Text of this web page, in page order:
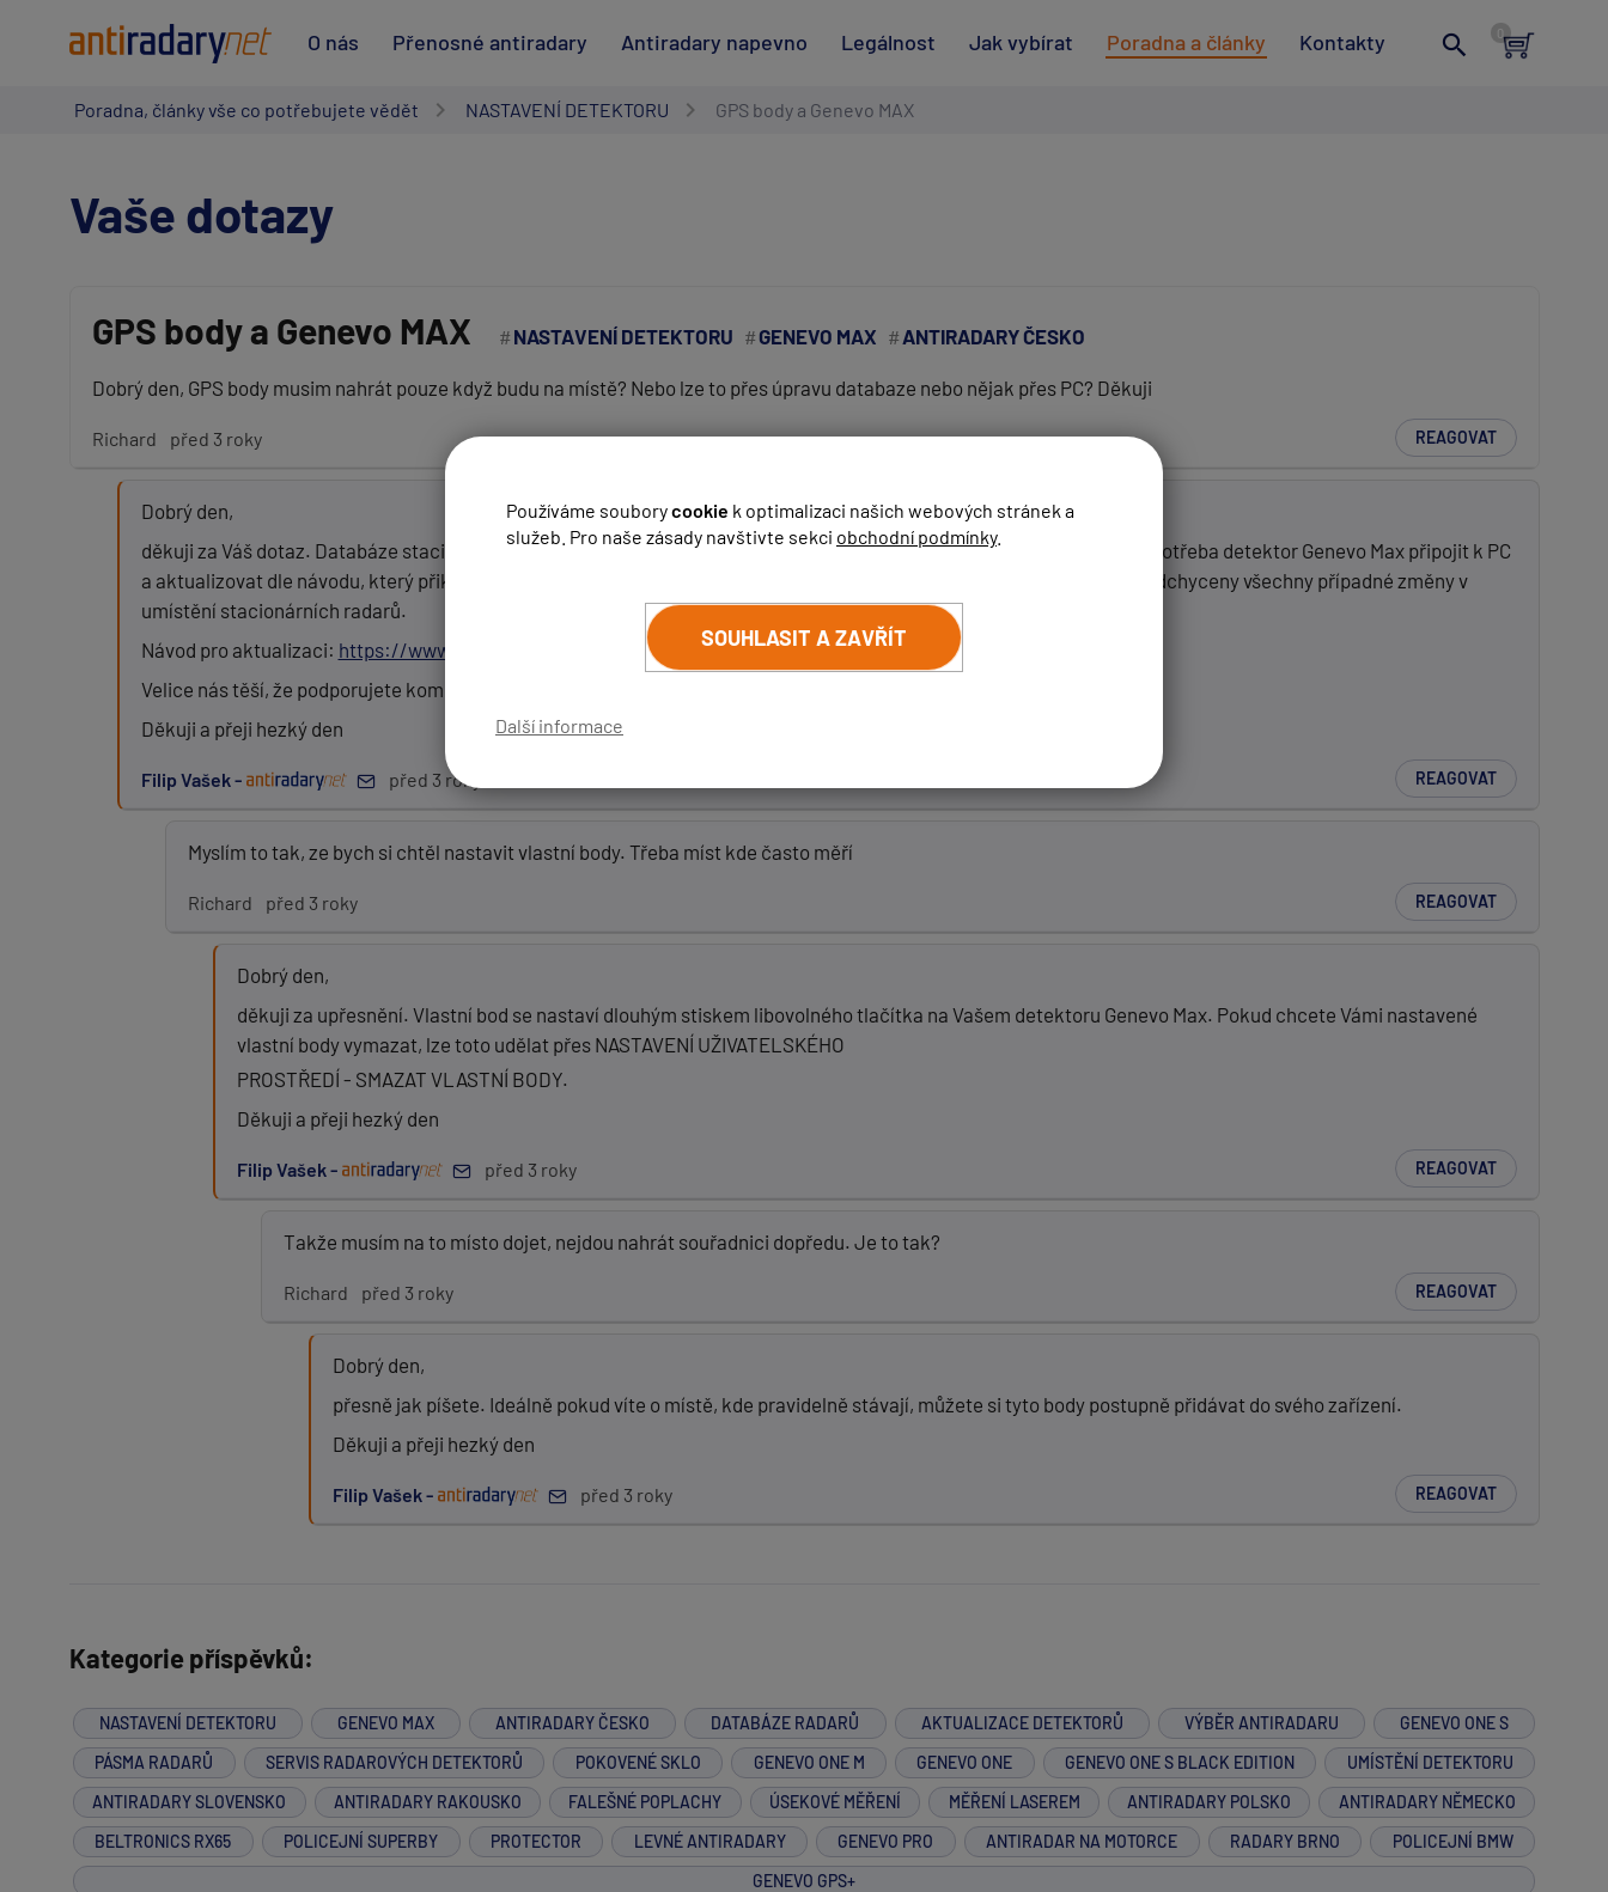
Používáme souborycookie k optimalizaci našich webových stránek a
služeb. Pro naše zásady navštivte sekci obchodní podmínky.
SOUHLASIT A ZAVŘÍT
Další informace
O nás Přenosné antiradary Antiradary napevno Legálnost Jak vybírat Poradna a články Kontakty
Poradna, články vše co potřebujete vědět NASTAVENÍ DETEKTORU GPS body a Genevo MAX
Vaše dotazy
Vaše jméno:
Váš e-mail:
Předmět:
Zpráva:
GPS body a Genevo MAX NASTAVENÍ DETEKTORU GENEVO MAX ANTIRADARY ČESKO
Dobrý den, GPS body musim nahrát pouze když budu na místě? Nebo lze to přes úpravu databaze nebo nějak přes PC? Děkuji
Richard před 3 roky REAGOVAT
Dobrý den,
děkuji za Váš dotaz. Databáze stacionárních radarů vychází vždy začátkem každého měsíce. Po vydání aktualizace je potřeba detektor Genevo Max připojit k PC
a aktualizovat dle návodu, který přikládám níže. Je potřeba provádět aktualizaci každý měsíc, aby jste měl neustále podchyceny všechny případné změny v
umístění stacionárních radarů.
Návod pro aktualizaci: https://www.genevo.com/cz/aktualizace-podpora/#GENEVO_PORTABLE_MAX
Velice nás těší, že podporujete komunitu Genevo.
Děkuji a přeji hezký den
Filip Vašek - před 3 roky REAGOVAT
Myslím to tak, ze bych si chtěl nastavit vlastní body. Třeba míst kde často měří
Richard před 3 roky REAGOVAT
Dobrý den,
děkuji za upřesnění. Vlastní bod se nastaví dlouhým stiskem libovolného tlačítka na Vašem detektoru Genevo Max. Pokud chcete Vámi nastavené
vlastní body vymazat, lze toto udělat přes NASTAVENÍ UŽIVATELSKÉHO
PROSTŘEDÍ - SMAZAT VLASTNÍ BODY.
Děkuji a přeji hezký den
Filip Vašek - před 3 roky REAGOVAT
Takže musím na to místo dojet, nejdou nahrát souřadnici dopředu. Je to tak?
Richard před 3 roky REAGOVAT
Dobrý den,
přesně jak píšete. Ideálně pokud víte o místě, kde pravidelně stávají, můžete si tyto body postupně přidávat do svého zařízení.
Děkuji a přeji hezký den
Filip Vašek - před 3 roky REAGOVAT
Kategorie příspěvků:
NASTAVENÍ DETEKTORU GENEVO MAX ANTIRADARY ČESKO DATABÁZE RADARŮ AKTUALIZACE DETEKTORŮ VÝBĚR ANTIRADARU
GENEVO ONE S
PÁSMA RADARŮ
SERVIS RADAROVÝCH DETEKTORŮ POKOVENÉ SKLO GENEVO ONE M GENEVO ONE GENEVO ONE S BLACK EDITION
UMÍSTĚNÍ DETEKTORU
ANTIRADARY SLOVENSKO
ANTIRADARY RAKOUSKO FALEŠNÉ POPLACHY ÚSEKOVÉ MĚŘENÍ MĚŘENÍ LASEREM ANTIRADARY POLSKO
ANTIRADARY NĚMECKO
BELTRONICS RX65
POLICEJNÍ SUPERBY PROTECTOR LEVNÉ ANTIRADARY GENEVO PRO ANTIRADAR NA MOTORCE RADARY BRNO
POLICEJNÍ BMW
GENEVO GPS+